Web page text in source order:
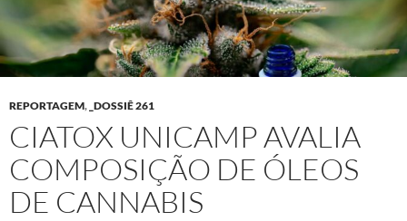
REPORTAGEM, _DOSSIÊ 261
CIATOX UNICAMP AVALIA
COMPOSIÇÃO DE ÓLEOS
DE CANNABIS